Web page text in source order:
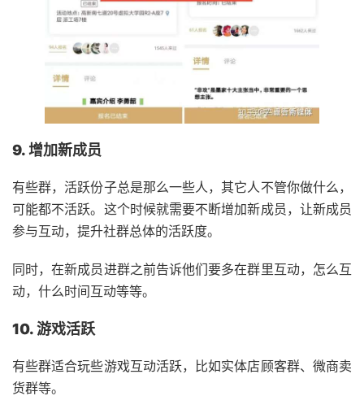
9. 增加新成员
有些群，活跃份子总是那么一些人，其它人不管你做什么，
可能都不活跃。这个时候就需要不断增加新成员，让新成员
参与互动，提升社群总体的活跃度。
同时，在新成员进群之前告诉他们要多在群里互动，怎么互
动，什么时间互动等等。
10. 游戏活跃
有些群适合玩些游戏互动活跃，比如实体店顾客群、微商卖
货群等。